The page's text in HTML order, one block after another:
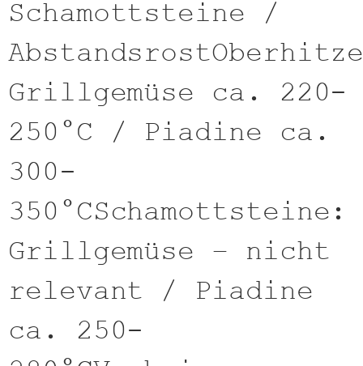
Schamottsteine /
Grillgemüse ca. 220-
250°C / Piadine ca.
300-
350°CSchamottsteine:
Grillgemüse – nicht
relevant / Piadine
ca. 250-